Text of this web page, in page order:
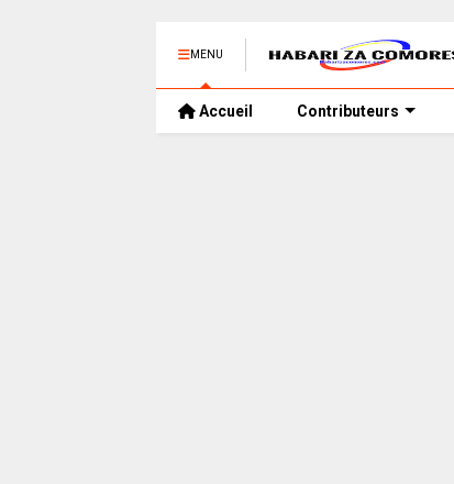
MENU
Accueil Contributeurs